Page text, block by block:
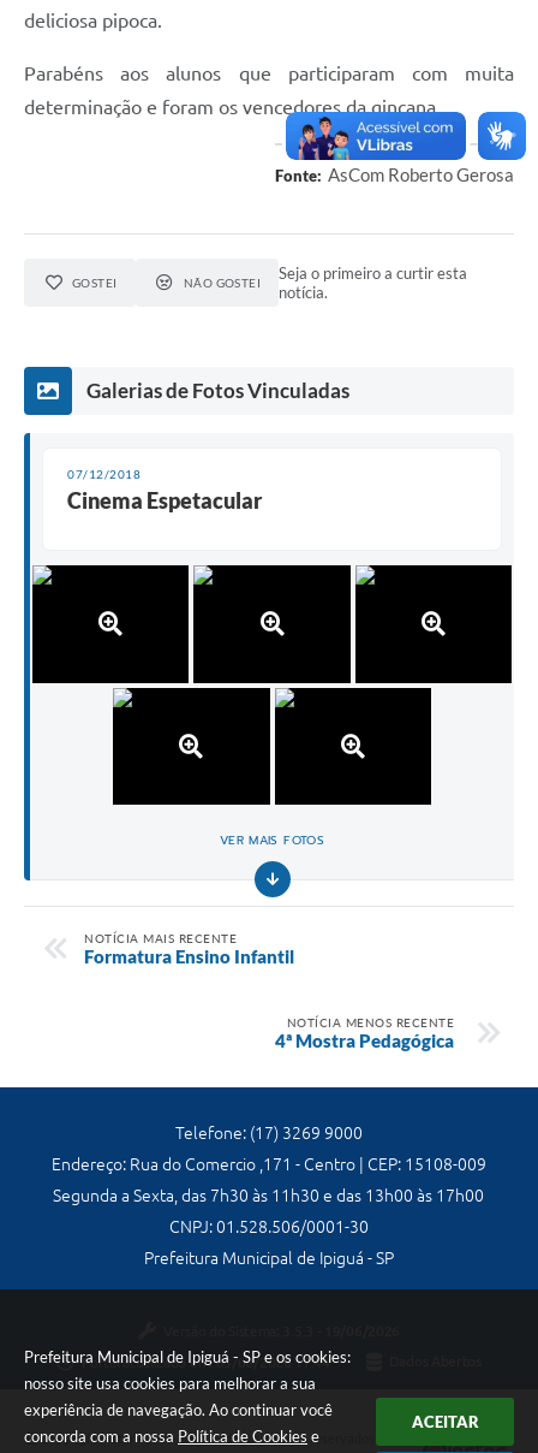
Prefeitura Municipal de Ipiguá - SP e os cookies:
nosso site usa cookies para melhorar a sua
experiência de navegação. Ao continuar você
concorda com a nossa Política de Cookies e
ACEITAR
Telefones Úteis
Notícias
deliciosa pipoca.
Parabéns aos alunos que participaram com muita
determinação e foram os vencedores da gincana.
Fonte: AsCom Roberto Gerosa
GOSTEI NÃO GOSTEI
Seja o primeiro a curtir esta
notícia.
Galerias de Fotos Vinculadas
07/12/2018
Cinema Espetacular
VER MAIS FOTOS
NOTÍCIA MAIS RECENTE
Formatura Ensino Infantil
NOTÍCIA MENOS RECENTE
4ª Mostra Pedagógica
Telefone: (17) 3269 9000
Endereço: Rua do Comercio ,171 - Centro | CEP: 15108-009
Segunda a Sexta, das 7h30 às 11h30 e das 13h00 às 17h00
CNPJ: 01.528.506/0001-30
Prefeitura Municipal de Ipiguá - SP
Portal atualizado em:03/08/2026 17:44
Copyright Instar - 2006-2026. Todos os direitos reservados -